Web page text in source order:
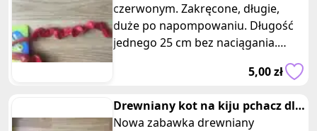
czerwonym. Zakręcone, długie,
duże po napompowaniu. Długość
jednego 25 cm bez naciągania.
5,00 zł
Drewniany kot na kiju pchacz dla
dzieci
Nowa zabawka drewniany